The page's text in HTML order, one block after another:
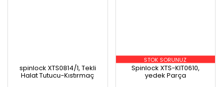
spinlock XTS0814/1, Tekli
Halat Tutucu-Kıstırmaç
STOK SORUNUZ
Spinlock XTS-KIT0610,
yedek Parça